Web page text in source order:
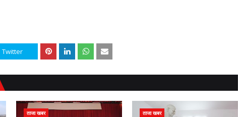
Twitter
ताजा खबर ताजा खबर